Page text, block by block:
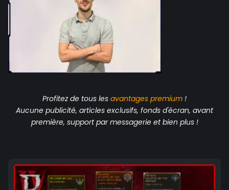
Profitez de tous les avantages premium !
Aucune publicité, articles exclusifs, fonds d'écran, avant
première, support par messagerie et bien plus !